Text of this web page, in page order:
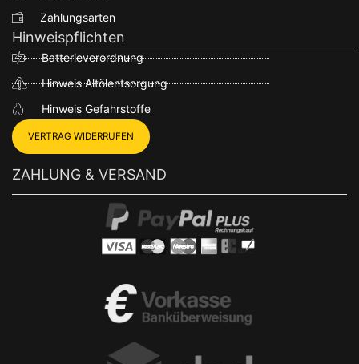
Zahlungsarten
Hinweispflichten
Batterieverordnung
Hinweis Altölentsorgung
Hinweis Gefahrstoffe
VERTRAG WIDERRUFEN
ZAHLUNG & VERSAND